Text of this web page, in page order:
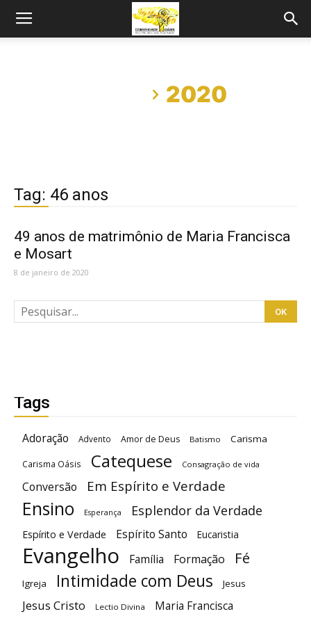
2020
Tag: 46 anos
49 anos de matrimônio de Maria Francisca
e Mosart
8 de janeiro de 2020
Tags
Adoração Advento Amor de Deus Batismo Carisma
Carisma Oásis Catequese Consagração de vida
Conversão Em Espírito e Verdade
Ensino Esperança Esplendor da Verdade
Espírito e Verdade Espírito Santo Eucaristia
Evangelho Família Formação Fé
Igreja Intimidade com Deus Jesus
Jesus Cristo Lectio Divina Maria Francisca